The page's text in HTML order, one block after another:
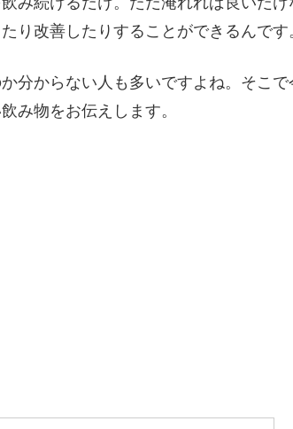
り改善したりすることができるんです
分からない人も多いですよね。そこ
み物をお伝えします。